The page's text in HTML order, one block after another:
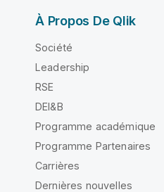
À Propos De Qlik
Société
Leadership
RSE
DEI&B
Programme académique
Programme Partenaires
Carrières
Dernières nouvelles